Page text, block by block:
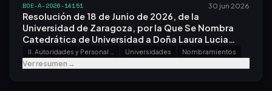
BOE-A-2026-14151 30 jun 2026
Resolución de 18 de Junio de 2026, de la
Universidad de Zaragoza, por la Que Se Nombra
Catedrática de Universidad a Doña Laura Lucia
Palacios.
Universidades Nombramientos
Ver resumen→